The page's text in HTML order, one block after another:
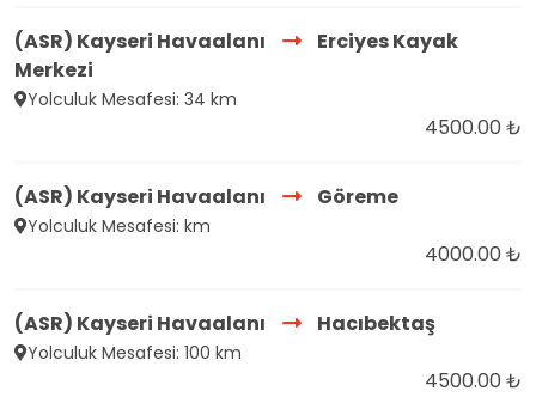
(ASR) Kayseri Havaalanı
Erciyes Kayak
Merkezi
Yolculuk Mesafesi: 34 km
4500.00 ₺
(ASR) Kayseri Havaalanı Göreme
Yolculuk Mesafesi: km
4000.00 ₺
(ASR) Kayseri Havaalanı Hacıbektaş
Yolculuk Mesafesi: 100 km
4500.00 ₺